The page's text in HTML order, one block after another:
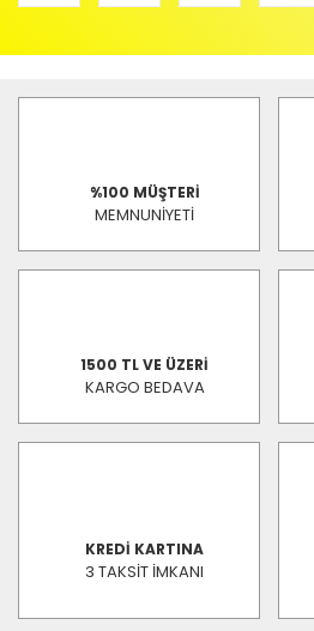
%100 MÜŞTERİ
MEMNUNİYETİ
1500 TL VE ÜZERİ
KARGO BEDAVA
KREDİ KARTINA
3 TAKSİT İMKANI